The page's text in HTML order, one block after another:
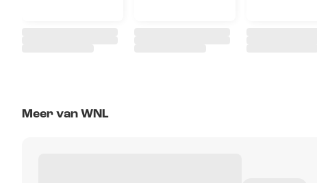
Meer van WNL